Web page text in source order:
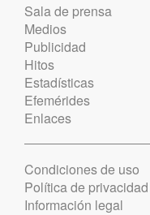
Sala de prensa
Medios
Publicidad
Hitos
Estadísticas
Efemérides
Enlaces
Condiciones de uso
Política de privacidad
Información legal